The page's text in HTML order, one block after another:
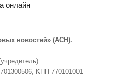
онлайн
новостей» (АСН).
КПП 770101001